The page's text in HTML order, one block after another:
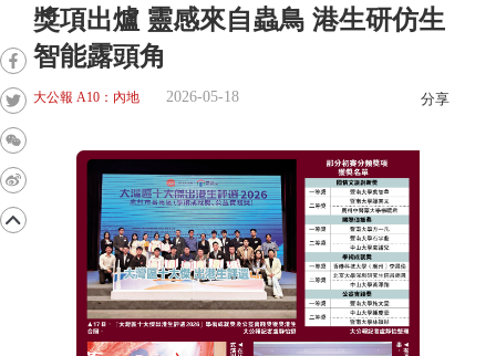
獎項出爐 靈感來自蟲鳥 港生研仿生
智能露頭角
大公報 A10：內地 2026-05-18 分享